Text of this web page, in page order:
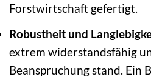
Forstwirtschaft gefertigt.
Robustheit und
extrem widerstandsfähig
Beanspruchung stand. Ein